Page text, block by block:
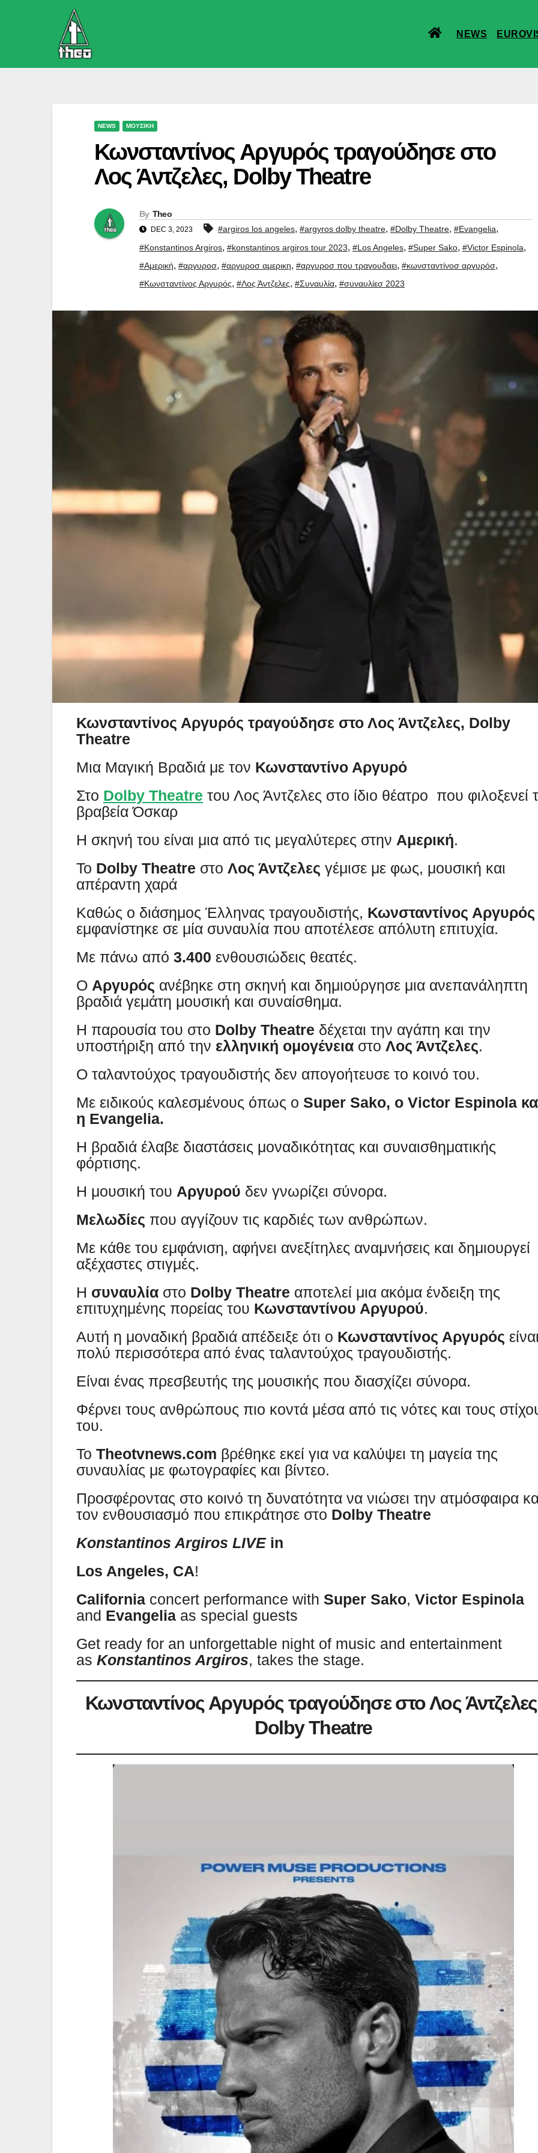
NEWS
NEWS ΜΟΥΣΙΚΗ
Κωνσταντίνος Αργυρός τραγούδησε στο
Λος Άντζελες, Dolby Theatre
By Theo
DEC 3, 2023 #argiros los angeles, #argyros dolby theatre, #Dolby Theatre, #Evangelia,
#Konstantinos Argiros, #konstantinos argiros tour 2023, #Los Angeles, #Super Sako, #Victor Espinola,
#Αμερική, #αργυροσ, #αργυροσ αμερικη, #αργυροσ που τραγουδαει, #κωνσταντίνοσ αργυρόσ,
#Κωνσταντίνος Αργυρός, #Λος Άντζελες, #Συναυλία, #συναυλίεσ 2023
Κωνσταντίνος Αργυρός τραγούδησε στο Λος Άντζελες, Dolby
Theatre
Μια Μαγική Βραδιά με τον Κωνσταντίνο Αργυρό
Στο Dolby Theatre του Λος Άντζελες στο ίδιο θέατρο που φιλοξενεί
βραβεία Όσκαρ
Η σκηνή του είναι μια από τις μεγαλύτερες στην Αμερική.
Το Dolby Theatre στο Λος Άντζελες γέμισε με φως, μουσική και
απέραντη χαρά
Καθώς ο διάσημος Έλληνας τραγουδιστής, Κωνσταντίνος Αργυρός
εμφανίστηκε σε μία συναυλία που αποτέλεσε απόλυτη επιτυχία.
Με πάνω από 3.400 ενθουσιώδεις θεατές.
Ο Αργυρός ανέβηκε στη σκηνή και δημιούργησε μια ανεπανάληπτη
βραδιά γεμάτη μουσική και συναίσθημα.
Η παρουσία του στο Dolby Theatre δέχεται την αγάπη και την
υποστήριξη από την ελληνική ομογένεια στο Λος Άντζελες.
Ο ταλαντούχος τραγουδιστής δεν απογοήτευσε το κοινό του.
Με ειδικούς καλεσμένους όπως ο Super Sako, ο Victor Espinola
η Evangelia.
Η βραδιά έλαβε διαστάσεις μοναδικότητας και συναισθηματικής
φόρτισης.
Η μουσική του Αργυρού δεν γνωρίζει σύνορα.
Μελωδίες που αγγίζουν τις καρδιές των ανθρώπων.
Με κάθε του εμφάνιση, αφήνει ανεξίτηλες αναμνήσεις και δημιουργεί
αξέχαστες στιγμές.
Η συναυλία στο Dolby Theatre αποτελεί μια ακόμα ένδειξη της
επιτυχημένης πορείας του Κωνσταντίνου Αργυρού.
Αυτή η μοναδική βραδιά απέδειξε ότι ο Κωνσταντίνος Αργυρός
πολύ περισσότερα από ένας ταλαντούχος τραγουδιστής.
Είναι ένας πρεσβευτής της μουσικής που διασχίζει σύνορα.
Φέρνει τους ανθρώπους πιο κοντά μέσα από τις νότες και τους
του.
Το Theotvnews.com βρέθηκε εκεί για να καλύψει τη μαγεία της
συναυλίας με φωτογραφίες και βίντεο.
Προσφέροντας στο κοινό τη δυνατότητα να νιώσει την ατμόσφαιρα
τον ενθουσιασμό που επικράτησε στο Dolby Theatre
Konstantinos Argiros LIVEin
Los Angeles, CA!
California concert performance with Super Sako, Victor Espinola
and Evangelia as special guests
Get ready for an unforgettable night of music and entertainment
as Konstantinos Argiros, takes the stage.
Κωνσταντίνος Αργυρός τραγούδησε στο Λος
Dolby Theatre